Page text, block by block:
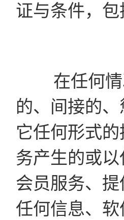
证与条件，
在任何情
的、间接的
它任何形式
务产生的或
会员服务、
任何信息、